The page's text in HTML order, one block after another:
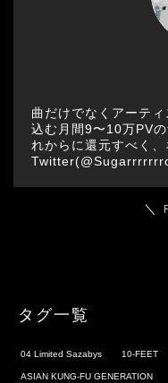
曲だけでなくアーテ
込む月間9〜10万PV
れからに還元すべく、
＼
タグ一覧
04 Limited Sazabys 10-FEET
ASIAN KUNG-FU GENERATION